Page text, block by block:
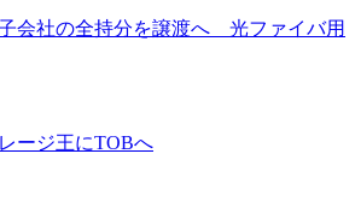
会社の全持分を譲渡へ 光ファイバ用
ージ王にTOBへ